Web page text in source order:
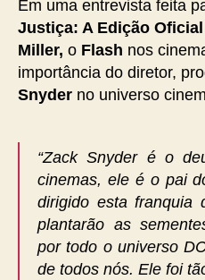
Em uma entrevista feita
Justiça: A Edição
Miller, o Flash nos
importância do diretor,
Snyder no universo
“Zack Snyder é o
cinemas, ele é o pai
dirigido esta franquia
plantarão as
por todo o universo
de todos nós. Ele foi